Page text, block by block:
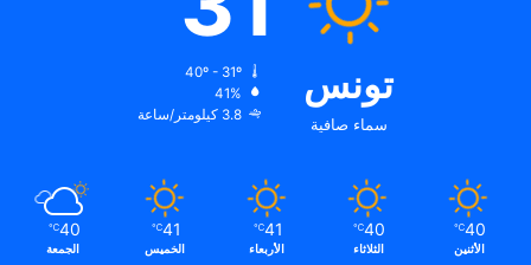
تونس
سماء صافية
41%
3.8 كيلومتر/ساعة
40
℃
الأثنين
40
℃
الثلاثاء
41
℃
الأربعاء
41
℃
الخميس
40
℃
الجمعة